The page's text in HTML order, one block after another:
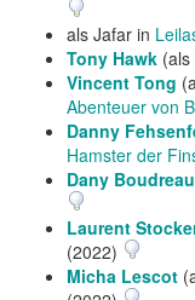
als Jafar in
Tony Hawk (als
Vincent Tong
Abenteuer von
Danny
Hamster der
Dany
Laurent
(2022)
Micha Lescot